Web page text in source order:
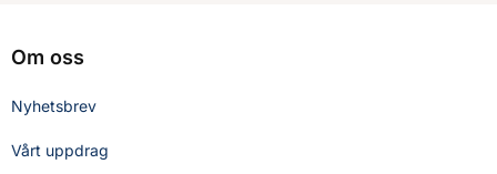
Om oss
Nyhetsbrev
Vårt uppdrag